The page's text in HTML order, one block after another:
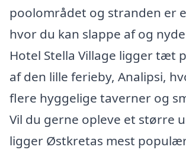
poolområdet og stranden er
hvor du kan slappe af og
Hotel Stella Village ligger tæt
af den lille ferieby, Analipsi,
flere hyggelige taverner og
Vil du gerne opleve et større
ligger Østkretas mest